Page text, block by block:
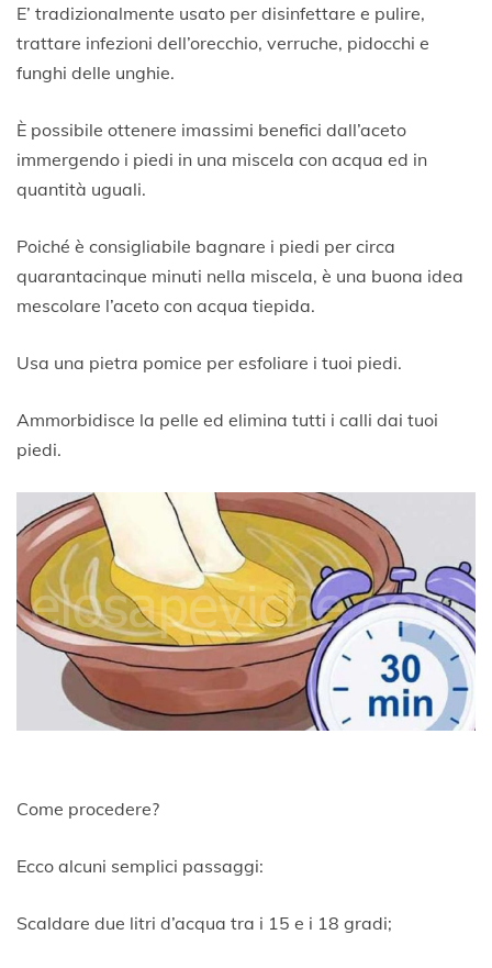
E’ tradizionalmente usato per disinfettare e pulire,
trattare infezioni dell’orecchio, verruche, pidocchi e
funghi delle unghie.
È possibile ottenere imassimi benefici dall’aceto
immergendo i piedi in una miscela con acqua ed in
quantità uguali.
Poiché è consigliabile bagnare i piedi per circa
quarantacinque minuti nella miscela, è una buona idea
mescolare l’aceto con acqua tiepida.
Usa una pietra pomice per esfoliare i tuoi piedi.
Ammorbidisce la pelle ed elimina tutti i calli dai tuoi
piedi.
Come procedere?
Ecco alcuni semplici passaggi:
Scaldare due litri d’acqua tra i 15 e i 18 gradi;